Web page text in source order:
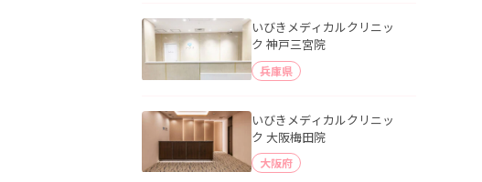
いびきメディカルクリニッ
ク 神戸三宮院
兵庫県
いびきメディカルクリニッ
ク 大阪梅田院
大阪府